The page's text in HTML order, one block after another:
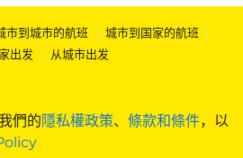
們的隱私權政策、 條款和條件，以
市到城市的航班 | 城市到国家的航班 |
出发 | 从城市出发